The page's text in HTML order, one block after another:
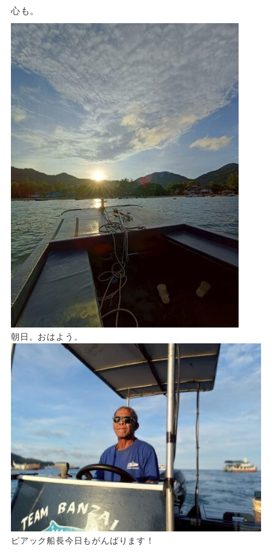
心も。
朝日。おはよう。
ピアック船長今日もがんばります！